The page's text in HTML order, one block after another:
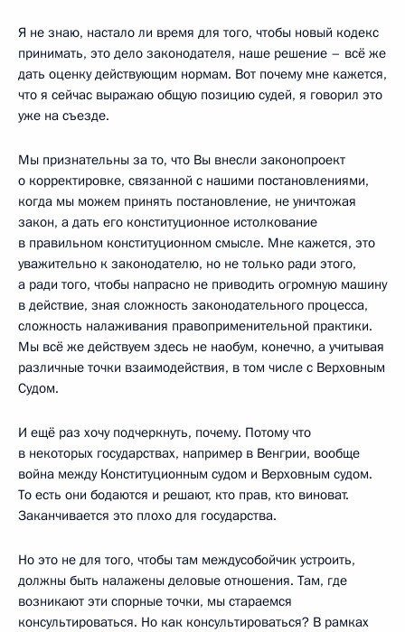
Я не знаю, настало ли время для того, чтобы новый кодекс
принимать, это дело законодателя, наше решение – всё же
дать оценку действующим нормам. Вот почему мне кажется,
что я сейчас выражаю общую позицию судей, я говорил это
уже на съезде.
Мы признательны за то, что Вы внесли законопроект
о корректировке, связанной с нашими постановлениями,
когда мы можем принять постановление, не уничтожая
закон, а дать его конституционное истолкование
в правильном конституционном смысле. Мне кажется, это
уважительно к законодателю, но не только ради этого,
а ради того, чтобы напрасно не приводить огромную машину
в действие, зная сложность законодательного процесса,
сложность налаживания правоприменительной практики.
Мы всё же действуем здесь не наобум, конечно, а учитывая
различные точки взаимодействия, в том числе с Верховным
Судом.
И ещё раз хочу подчеркнуть, почему. Потому что
в некоторых государствах, например в Венгрии, вообще
война между Конституционным судом и Верховным судом.
То есть они бодаются и решают, кто прав, кто виноват.
Заканчивается это плохо для государства.
Но это не для того, чтобы там междусобойчик устроить,
должны быть налажены деловые отношения. Там, где
возникают эти спорные точки, мы стараемся
консультироваться. Но как консультироваться? В рамках